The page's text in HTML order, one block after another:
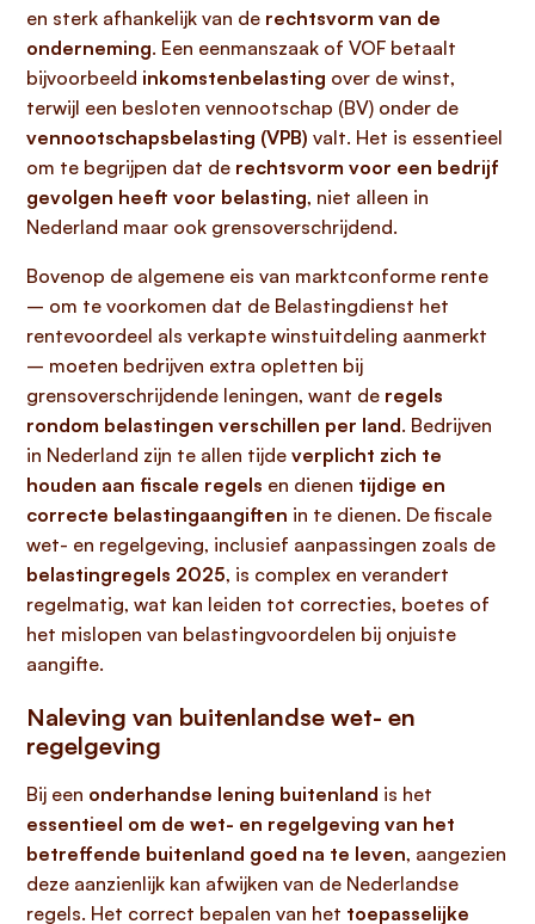
en sterk afhankelijk van de rechtsvorm van de
onderneming. Een eenmanszaak of VOF betaalt
bijvoorbeeld inkomstenbelasting over de winst,
terwijl een besloten vennootschap (BV) onder de
vennootschapsbelasting (VPB) valt. Het is essentieel
om te begrijpen dat de rechtsvorm voor een bedrijf
gevolgen heeft voor belasting, niet alleen in
Nederland maar ook grensoverschrijdend.
Bovenop de algemene eis van marktconforme rente
– om te voorkomen dat de Belastingdienst het
rentevoordeel als verkapte winstuitdeling aanmerkt
– moeten bedrijven extra opletten bij
grensoverschrijdende leningen, want de regels
rondom belastingen verschillen per land. Bedrijven
in Nederland zijn te allen tijde verplicht zich te
houden aan fiscale regels en dienen tijdige en
correcte belastingaangiften in te dienen. De fiscale
wet- en regelgeving, inclusief aanpassingen zoals de
belastingregels 2025, is complex en verandert
regelmatig, wat kan leiden tot correcties, boetes of
het mislopen van belastingvoordelen bij onjuiste
aangifte.
Naleving van buitenlandse wet- en
regelgeving
Bij een onderhandse lening buitenland is het
essentieel om de wet- en regelgeving van het
betreffende buitenland goed na te leven, aangezien
deze aanzienlijk kan afwijken van de Nederlandse
regels. Het correct bepalen van het toepasselijke